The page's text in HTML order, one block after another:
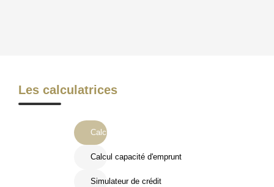
Les calculatrices
Calcul Frais de notaire
Calcul capacité d'emprunt
Simulateur de crédit